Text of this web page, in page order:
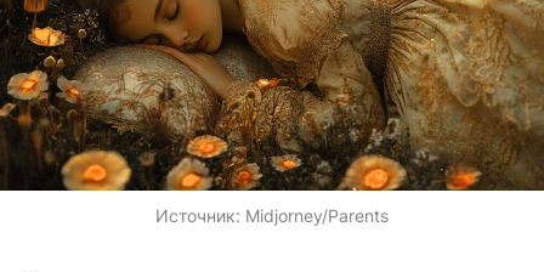
Источник: Midjorney/Parents